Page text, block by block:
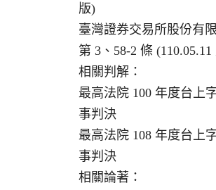
版)
臺灣證券交易所股份有
第 3、58-2 條 (110.05.11
相關判解：
最高法院 100 年度台上
事判決
最高法院 108 年度台上
事判決
相關論著：